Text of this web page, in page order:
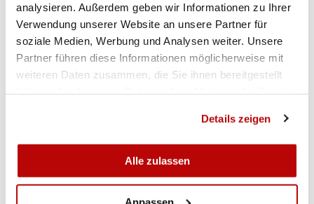
analysieren. Außerdem geben wir Informationen zu Ihrer
Verwendung unserer Website an unsere Partner für
soziale Medien, Werbung und Analysen weiter. Unsere
Partner führen diese Informationen möglicherweise mit
weiteren Daten zusammen, die Sie ihnen bereitgestellt
Details zeigen
Alle zulassen